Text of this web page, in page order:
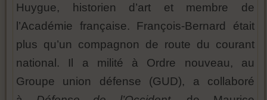
Huygue, historien d’art et membre de
l’Académie française. François-Bernard était
plus qu’un compagnon de route du courant
national. Il a milité à Ordre nouveau, au
Groupe union défense (GUD), a collaboré